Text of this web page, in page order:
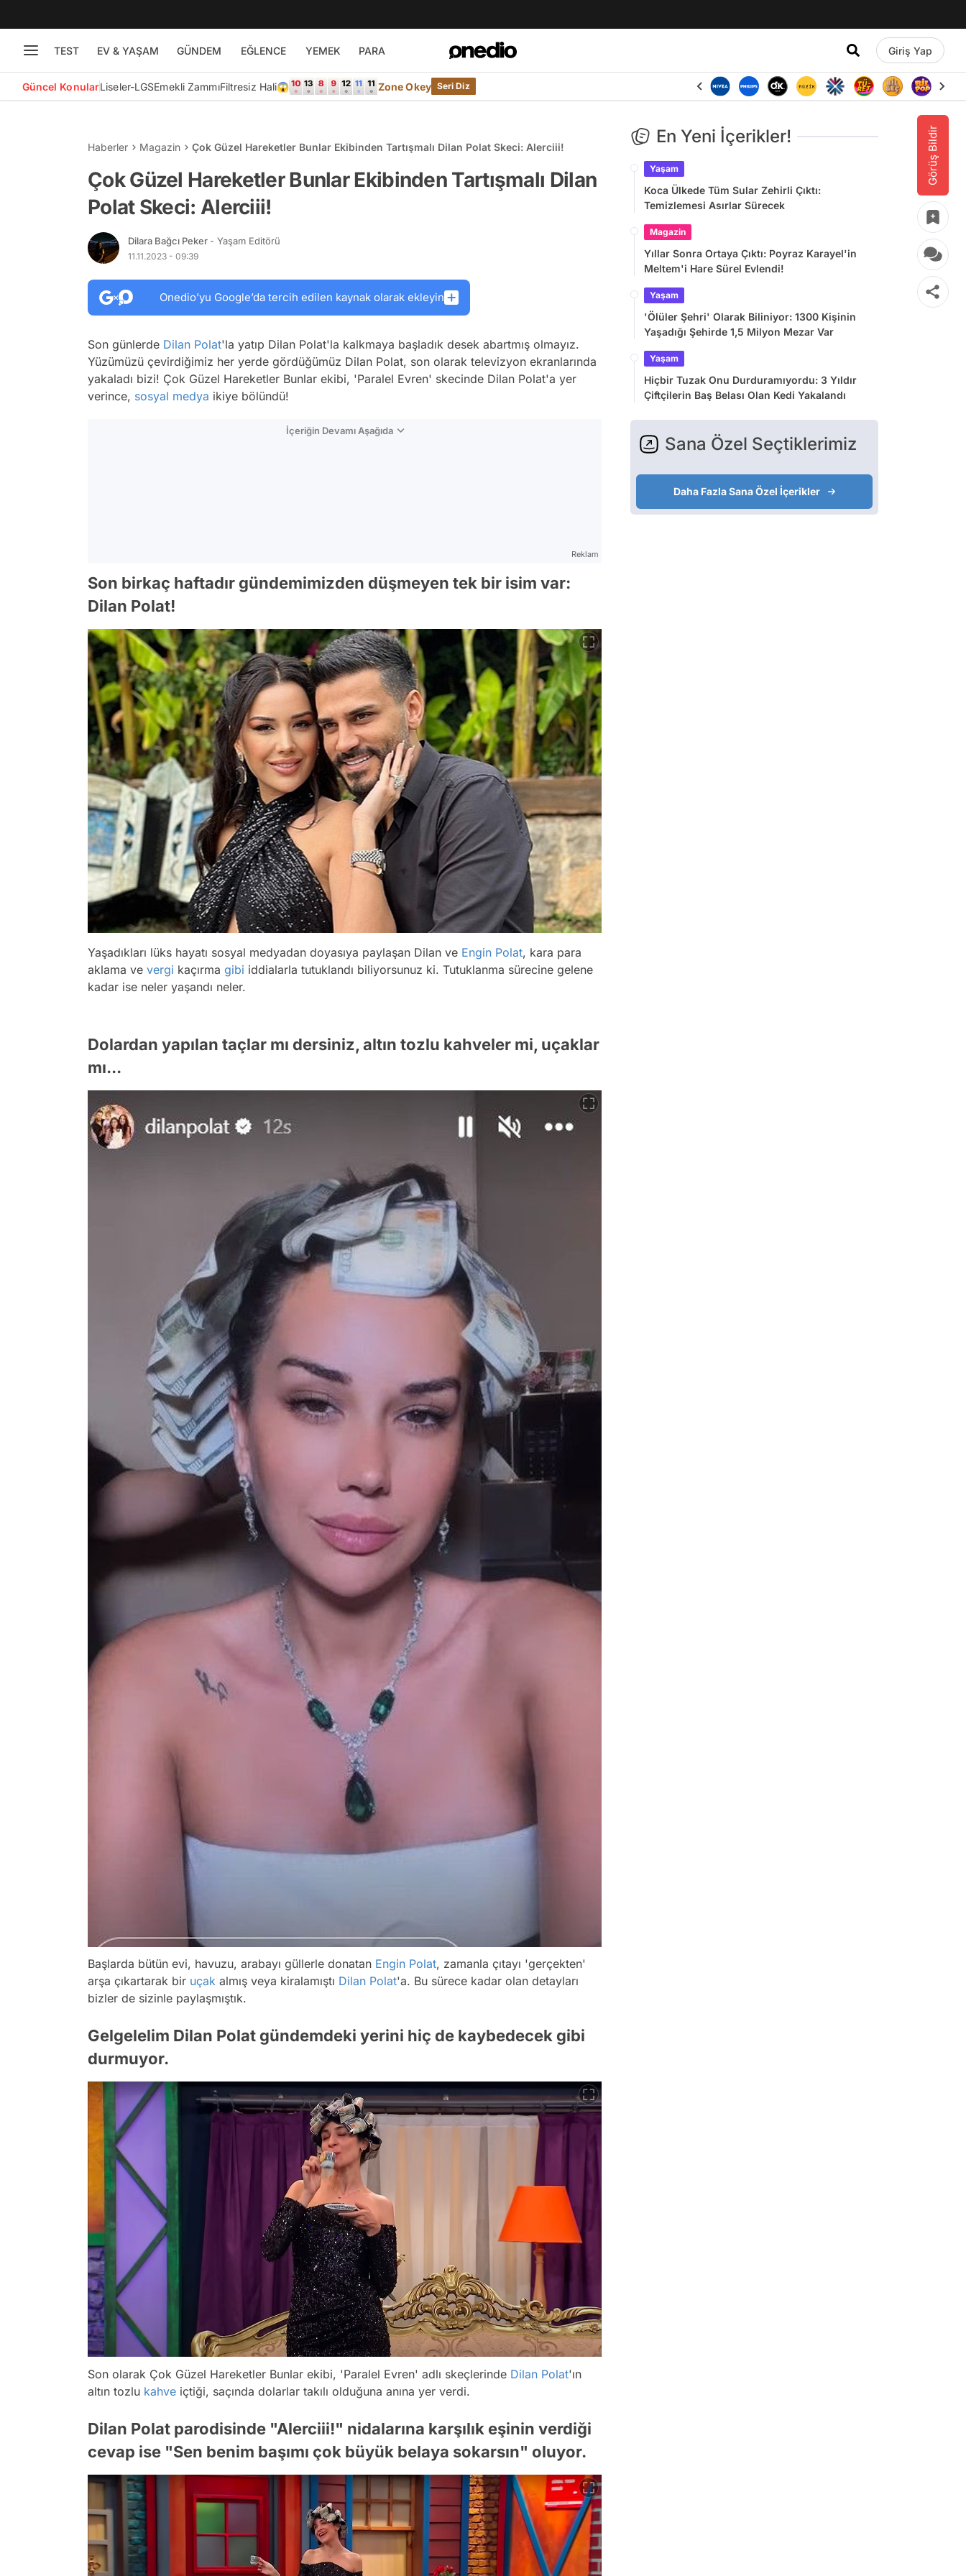
TEST EV & YAŞAM GÜNDEM EĞLENCE YEMEK PARA Giriş Yap
Güncel KonularLiseler-LGSEmekli ZammıFiltresiz Hali😱 Zone Okey Seri Diz
Görüş Bildir
Haberler Magazin Çok Güzel Hareketler Bunlar Ekibinden Tartışmalı Dilan Polat Skeci: Alerciii!
Çok Güzel Hareketler Bunlar Ekibinden Tartışmalı Dilan
Polat Skeci: Alerciii!
Dilara Bağcı Peker - Yaşam Editörü
11.11.2023 - 09:39
Onedio’yu Google’da tercih edilen kaynak olarak ekleyin
Son günlerde Dilan Polat'la yatıp Dilan Polat'la kalkmaya başladık desek abartmış olmayız.
Yüzümüzü çevirdiğimiz her yerde gördüğümüz Dilan Polat, son olarak televizyon ekranlarında
yakaladı bizi! Çok Güzel Hareketler Bunlar ekibi, 'Paralel Evren' skecinde Dilan Polat'a yer
verince, sosyal medya ikiye bölündü!
İçeriğin Devamı Aşağıda
Reklam
Son birkaç haftadır gündemimizden düşmeyen tek bir isim var:
Dilan Polat!
Yaşadıkları lüks hayatı sosyal medyadan doyasıya paylaşan Dilan ve Engin Polat, kara para
aklama ve vergi kaçırma gibi iddialarla tutuklandı biliyorsunuz ki. Tutuklanma sürecine gelene
kadar ise neler yaşandı neler.
Dolardan yapılan taçlar mı dersiniz, altın tozlu kahveler mi, uçaklar
mı...
Başlarda bütün evi, havuzu, arabayı güllerle donatan Engin Polat, zamanla çıtayı 'gerçekten'
arşa çıkartarak bir uçak almış veya kiralamıştı Dilan Polat'a. Bu sürece kadar olan detayları
bizler de sizinle paylaşmıştık.
Gelgelelim Dilan Polat gündemdeki yerini hiç de kaybedecek gibi
durmuyor.
Son olarak Çok Güzel Hareketler Bunlar ekibi, 'Paralel Evren' adlı skeçlerinde Dilan Polat'ın
altın tozlu kahve içtiği, saçında dolarlar takılı olduğuna anına yer verdi.
Dilan Polat parodisinde "Alerciii!" nidalarına karşılık eşinin verdiği
cevap ise "Sen benim başımı çok büyük belaya sokarsın" oluyor.
En Yeni İçerikler!
Yaşam
Koca Ülkede Tüm Sular Zehirli Çıktı:
Temizlemesi Asırlar Sürecek
Magazin
Yıllar Sonra Ortaya Çıktı: Poyraz Karayel'in
Meltem'i Hare Sürel Evlendi!
Yaşam
'Ölüler Şehri' Olarak Biliniyor: 1300 Kişinin
Yaşadığı Şehirde 1,5 Milyon Mezar Var
Yaşam
Hiçbir Tuzak Onu Durduramıyordu: 3 Yıldır
Çiftçilerin Baş Belası Olan Kedi Yakalandı
Sana Özel Seçtiklerimiz
Daha Fazla Sana Özel İçerikler